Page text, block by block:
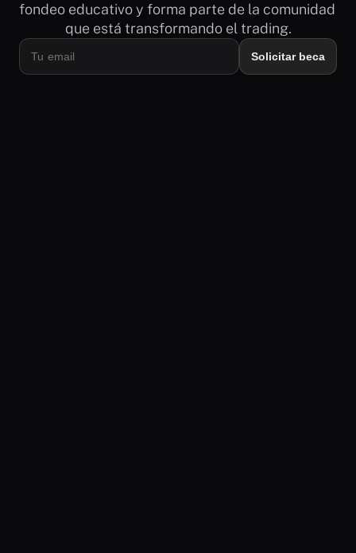
fondeo educativo y forma parte de la comunidad
que está transformando el trading.
Solicitar beca